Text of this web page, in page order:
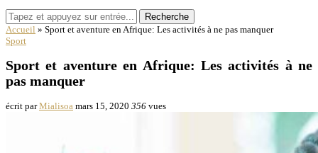
Recherche
Accueil » Sport et aventure en Afrique: Les activités à ne pas manquer
Sport
Sport et aventure en Afrique: Les activités à ne
pas manquer
écrit parMialisoa mars 15, 2020 356 vues